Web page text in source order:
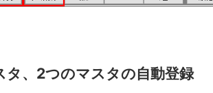
タ、2つのマスタの自動登録